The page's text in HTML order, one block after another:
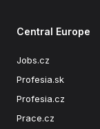
Central Europe
Jobs.cz
Profesia.sk
Profesia.cz
Prace.cz